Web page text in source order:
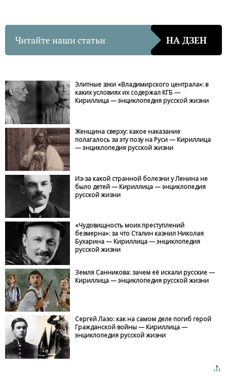
Читайте наши статьи НА ДЗЕН
Элитные зэки «Владимирского централа»: в
каких условиях их содержал КГБ —
Кириллица — энциклопедия русской жизни
Женщина сверху: какое наказание
полагалось за эту позу на Руси — Кириллица
— энциклопедия русской жизни
Из-за какой странной болезни у Ленина не
было детей — Кириллица — энциклопедия
русской жизни
«Чудовищность моих преступлений
безмерна»: за что Сталин казнил Николая
Бухарина — Кириллица — энциклопедия
русской жизни
Земля Санникова: зачем её искали русские —
Кириллица — энциклопедия русской жизни
Сергей Лазо: как на самом деле погиб герой
Гражданской войны — Кириллица —
энциклопедия русской жизни